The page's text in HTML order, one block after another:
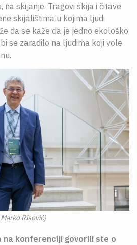
na skijanje. Tragovi skija i čitave
skijalištima u kojima ljudi
da se kaže da je jedno ekološko
se zaradilo na ljudima koji vole
Risović)
na konferenciji govorili ste o